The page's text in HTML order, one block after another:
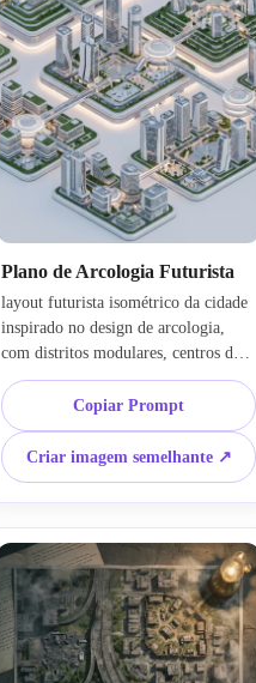
Plano de Arcologia Futurista
layout futurista isométrico da cidade
inspirado no design de arcologia,
com distritos modulares, centros de
trânsito, pontes de céu, zonas verdes
terraçadas, torres elegantes, espaços
públicos integrados, materiais
brancos e prateados limpos,
iluminação ambiente suave,
composição ordenada, qualidade de
visualização arquitetônica e uma
estética refinada de planejamento de
ficção científica.
Copiar Prompt
Criar imagem semelhante ↗